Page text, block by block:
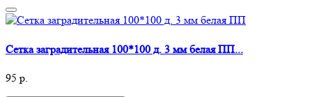
Сетка заградительная 100*100 д. 3 мм белая ПП...
95 р.